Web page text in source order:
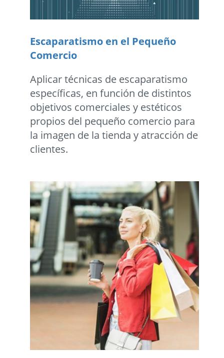
Escaparatismo en el Pequeño
Comercio
Aplicar técnicas de escaparatismo
específicas, en función de distintos
objetivos comerciales y estéticos
propios del pequeño comercio para
la imagen de la tienda y atracción de
clientes.